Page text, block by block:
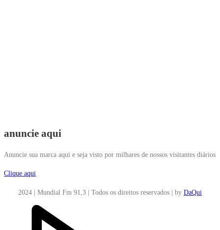
anuncie aqui
Anuncie sua marca aqui e seja visto por milhares de nossos visitantes diários
Clique aqui
2024 | Mundial Fm 91,3 | Todos os direitos reservados | by DaQui